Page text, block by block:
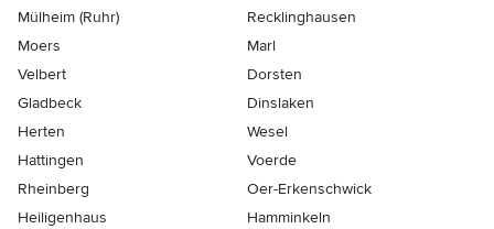
Mülheim (Ruhr)
Recklinghausen
Moers
Marl
Velbert
Dorsten
Gladbeck
Dinslaken
Herten
Wesel
Hattingen
Voerde
Rheinberg
Oer-Erkenschwick
Heiligenhaus
Hamminkeln